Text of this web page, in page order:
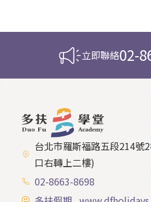
立即聯絡02-
台北市羅斯福路五段214號
口右轉上二樓)
02-8663-8698